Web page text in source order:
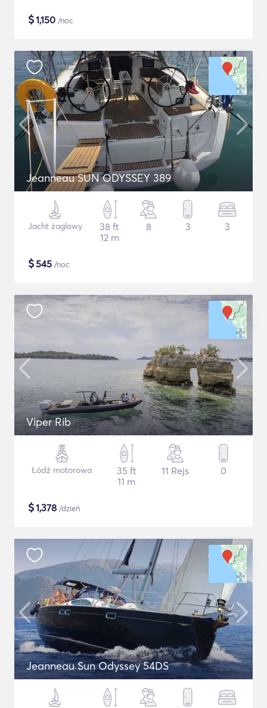
$1,150 /noc
Jeanneau SUN ODYSSEY 389
Jacht żaglowy
38 ft
12 m
8 3 3
$545 /noc
Viper Rib
Łódź motorowa
35 ft
11 m
11 Rejs 0
$1,378 /dzień
Jeanneau Sun Odyssey 54DS